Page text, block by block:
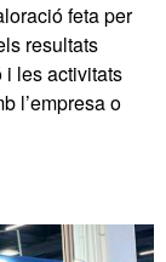
feta per
resultats
i les activitats
l’empresa o